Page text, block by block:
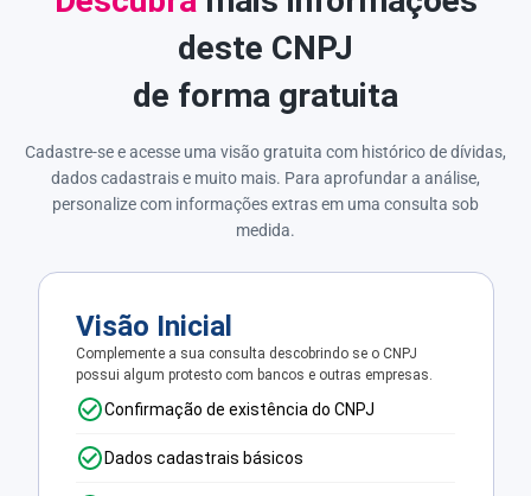
deste CNPJ
de forma gratuita
Cadastre-se e acesse uma visão gratuita com histórico de dívidas,
dados cadastrais e muito mais. Para aprofundar a análise,
personalize com informações extras em uma consulta sob
medida.
Visão Inicial
Complemente a sua consulta descobrindo se o CNPJ
possui algum protesto com bancos e outras empresas.
Confirmação de existência do CNPJ
Dados cadastrais básicos